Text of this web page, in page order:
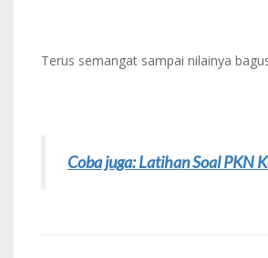
Terus semangat sampai nilainya
Coba juga: Latihan Soal PKN